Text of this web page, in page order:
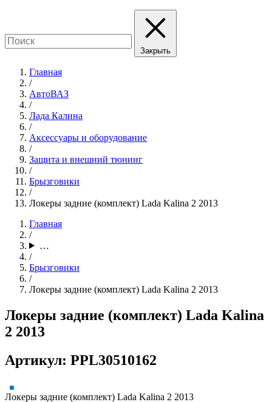
Закрыть
Главная
/
АвтоВАЗ
/
Лада Калина
/
Аксессуары и оборудование
/
Защита и внешний тюнинг
/
Брызговики
/
Локеры задние (комплект) Lada Kalina 2 2013
Главная
/
…
/
Брызговики
/
Локеры задние (комплект) Lada Kalina 2 2013
Локеры задние (комплект) Lada Kalina
2 2013
Артикул: PPL30510162
Локеры задние (комплект) Lada Kalina 2 2013